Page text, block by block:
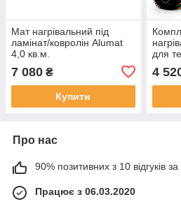
Мат нагрівальний під
ламінат/ковролін Alumat
4,0 кв.м.
7 080 ₴
Купити
для
4
Про нас
90% позитивних з 10 відгуків за
Працює з 06.03.2020